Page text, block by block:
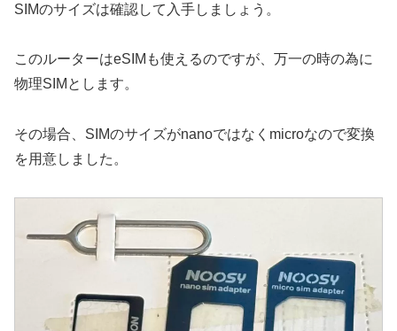
SIMのサイズは確認して入手しましょう。
このルーターはeSIMも使えるのですが、万一の時の為に
物理SIMとします。
その場合、SIMのサイズがnanoではなくmicroなので変換
を用意しました。